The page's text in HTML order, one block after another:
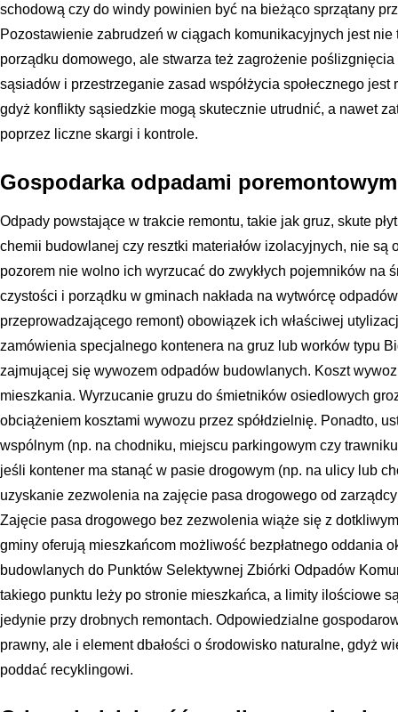
schodową czy do windy powinien być na bieżąco sprzątany
Pozostawienie zabrudzeń w ciągach komunikacyjnych jest
porządku domowego, ale stwarza też zagrożenie
sąsiadów i przestrzeganie zasad współżycia społecznego
gdyż konflikty sąsiedzkie mogą skutecznie utrudnić, a nawet
poprzez liczne skargi i kontrole.
Gospodarka odpadami
Odpady powstające w trakcie remontu, takie jak gruz, skute
chemii budowlanej czy resztki materiałów izolacyjnych, nie są
pozorem nie wolno ich wyrzucać do zwykłych pojemników na
czystości i porządku w gminach nakłada na wytwórcę
przeprowadzającego remont) obowiązek ich właściwej
zamówienia specjalnego kontenera na gruz lub worków typu
zajmującej się wywozem odpadów budowlanych. Koszt
mieszkania. Wyrzucanie gruzu do śmietników osiedlowych
obciążeniem kosztami wywozu przez spółdzielnię. Ponadto,
wspólnym (np. na chodniku, miejscu parkingowym czy
jeśli kontener ma stanąć w pasie drogowym (np. na ulicy lub
uzyskanie zezwolenia na zajęcie pasa drogowego od
Zajęcie pasa drogowego bez zezwolenia wiąże się z
gminy oferują mieszkańcom możliwość bezpłatnego oddania
budowlanych do Punktów Selektywnej Zbiórki Odpadów
takiego punktu leży po stronie mieszkańca, a limity ilościowe
jedynie przy drobnych remontach. Odpowiedzialne
prawny, ale i element dbałości o środowisko naturalne, gdyż
poddać recyklingowi.